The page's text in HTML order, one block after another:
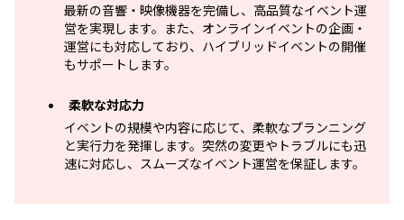
最新の音響・映像機器を完備し、高品質なイベント運
営を実現します。また、オンラインイベントの企画・
運営にも対応しており、ハイブリッドイベントの開催
もサポートします。
柔軟な対応力
イベントの規模や内容に応じて、柔軟なプランニング
と実行力を発揮します。突然の変更やトラブルにも迅
速に対応し、スムーズなイベント運営を保証します。